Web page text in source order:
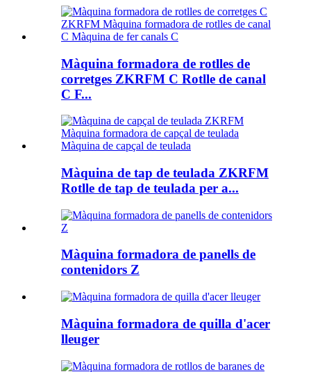
Màquina formadora de rotlles de
corretges ZKRFM C Rotlle de canal
C F...
Màquina de tap de teulada ZKRFM
Rotlle de tap de teulada per a...
Màquina formadora de panells de
contenidors Z
Màquina formadora de quilla d'acer
lleuger